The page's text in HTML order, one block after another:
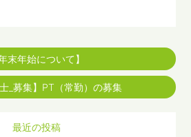
年末年始について】
士_募集】PT（常勤）の募集
最近の投稿